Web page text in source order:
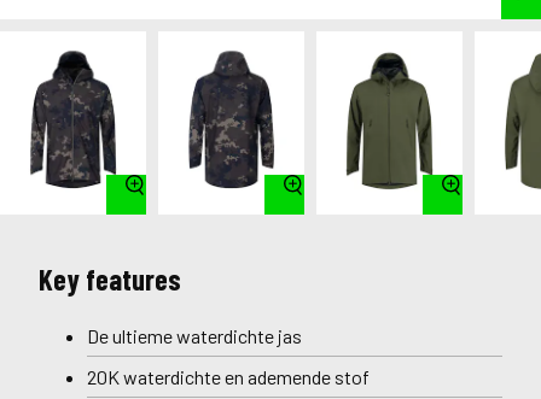
Key features
De ultieme waterdichte jas
20K waterdichte en ademende stof